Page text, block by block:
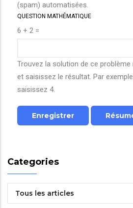
(spam) automatisées.
QUESTION MATHÉMATIQUE
6 + 2 =
Trouvez la solution de ce
et saisissez le résultat. Par
saisissez 4.
Categories
Tous les articles